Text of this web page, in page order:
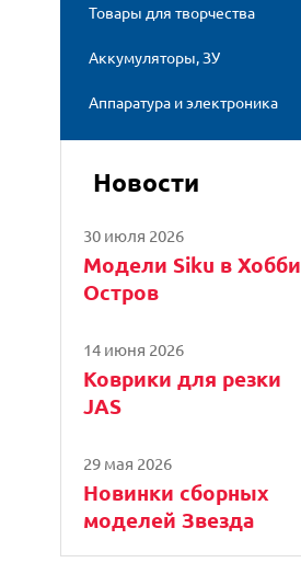
Товары для творчества
Аккумуляторы, ЗУ
Аппаратура и электроника
Новости
30 июля 2026
Модели Siku в Хобби
Остров
14 июня 2026
Коврики для резки
JAS
29 мая 2026
Новинки сборных
моделей Звезда